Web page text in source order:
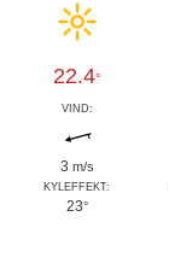
22.4°
VIND:
3 m/s
KYLEFFEKT:
23°